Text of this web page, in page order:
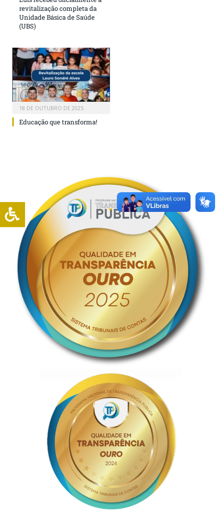
revitalização completa da
Unidade Básica de Saúde
(UBS)
18 DE OUTUBRO DE 2025
Educação que transforma!